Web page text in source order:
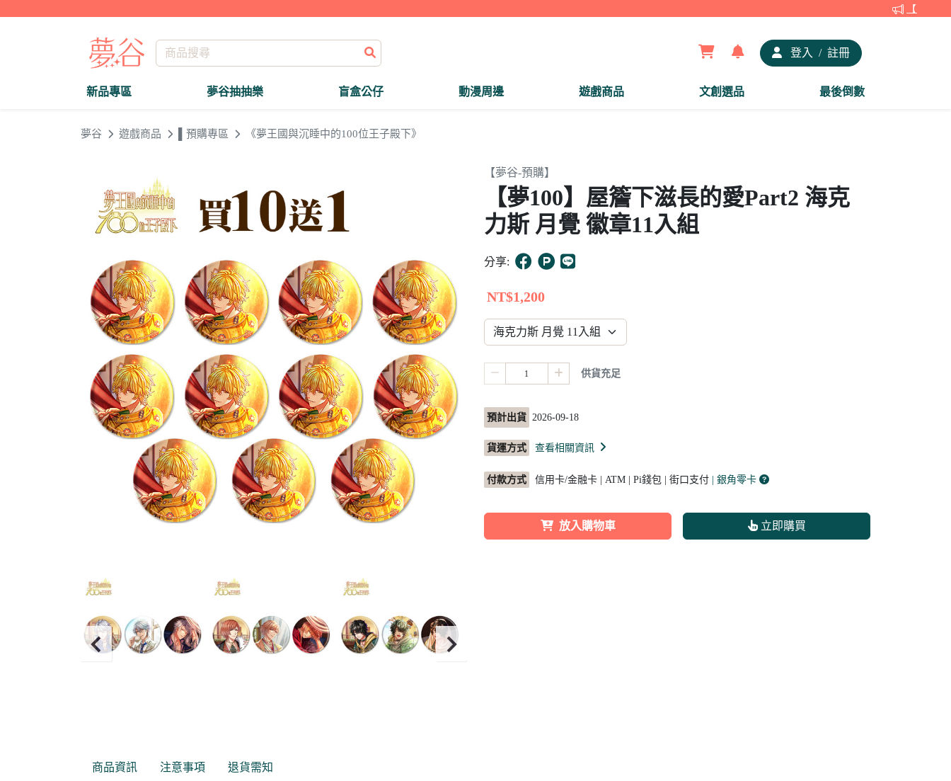
【夢谷
登入 / 註冊
新品專區 夢谷抽抽樂 盲盒公仔 動漫周邊 遊戲商品 文創選品 最後倒數
夢谷 遊戲商品 ▌預購專區 《夢王國與沉睡中的100位王子殿下》
【夢谷-預購】
【夢100】屋簷下滋長的愛Part2 海克
力斯 月覺 徽章11入組
分享:
NT$1,200
供貨充足
預計出貨 2026-09-18
貨運方式 查看相關資訊
付款方式 信用卡/金融卡 | ATM | Pi錢包 | 街口支付 | 銀角零卡
放入購物車 立即購買
商品資訊 注意事項 退貨需知